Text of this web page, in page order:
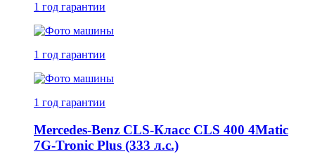
1 год гарантии
1 год гарантии
1 год гарантии
Mercedes-Benz CLS-Класс CLS 400 4Matic
7G-Tronic Plus (333 л.с.)